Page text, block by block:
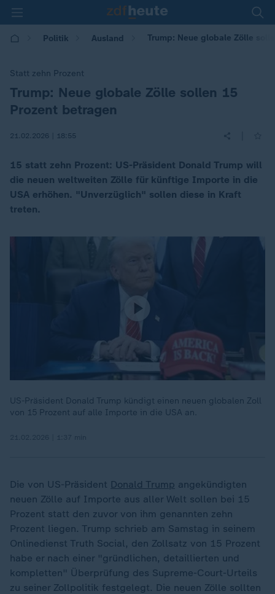
Politik Ausland Trump: Neue globale Zölle
Statt zehn Prozent
:
Trump: Neue globale Zölle sollen 15
Prozent betragen
21.02.2026 | 18:55
15 statt zehn Prozent: US-Präsident Donald Trump will
die neuen weltweiten Zölle für künftige Importe in die
USA erhöhen. "Unverzüglich" sollen diese in Kraft
treten.
US-Präsident Donald Trump kündigt einen neuen globalen Zoll
von 15 Prozent auf alle Importe in die USA an.
Die von US-Präsident Donald Trump angekündigten
neuen Zölle auf Importe aus aller Welt sollen bei 15
Prozent statt den zuvor von ihm genannten zehn
Prozent liegen. Trump schrieb am Samstag in seinem
Onlinedienst Truth Social, den Zollsatz von 15 Prozent
habe er nach einer "gründlichen, detaillierten und
kompletten" Überprüfung des Supreme-Court-Urteils
zu seiner Zollpolitik festgelegt. Die neuen Zölle sollten